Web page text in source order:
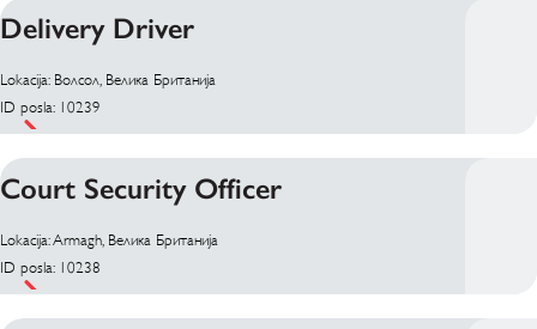
Delivery Driver
Lokacija: Волсол, Велика Британија
ID posla: 10239
Court Security Officer
Lokacija: Armagh, Велика Британија
ID posla: 10238